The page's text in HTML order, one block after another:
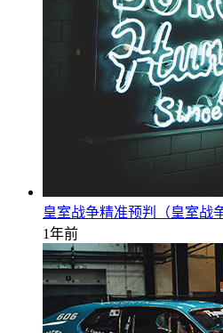
皇室战争精准预判（皇室战
1年前